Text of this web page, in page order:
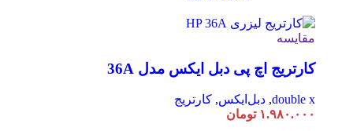
مقایسه
کارتریج اچ پی دبل ایکس مدل 36A
double x
, دبل‌ایکس, کارتریج
۱.۹۸۰.۰۰۰ تومان